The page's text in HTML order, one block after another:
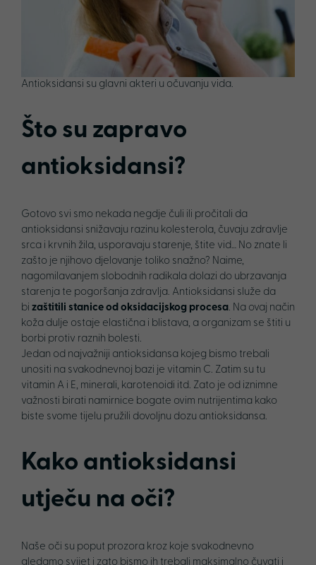
Antioksidansi su glavni akteri u očuvanju vida.
Što su zapravo
antioksidansi?
Gotovo svi smo nekada negdje čuli ili pročitali da
antioksidansi snižavaju razinu kolesterola, čuvaju zdravlje
srca i krvnih žila, usporavaju starenje, štite vid… No znate li
zašto je njihovo djelovanje toliko snažno? Naime,
nagomilavanjem slobodnih radikala dolazi do ubrzavanja
starenja te pogoršanja zdravlja. Antioksidansi služe da
bi zaštitili stanice od oksidacijskog procesa. Na ovaj način
koža dulje ostaje elastična i blistava, a organizam se štiti u
borbi protiv raznih bolesti.
Jedan od najvažniji antioksidansa kojeg bismo trebali
unositi na svakodnevnoj bazi je vitamin C. Zatim su tu
vitamin A i E, minerali, karotenoidi itd. Zato je od iznimne
važnosti birati namirnice bogate ovim nutrijentima kako
biste svome tijelu pružili dovoljnu dozu antioksidansa.
Kako antioksidansi
utječu na oči?
Naše oči su poput prozora kroz koje svakodnevno
gledamo svijet i zato bismo ih trebali maksimalno čuvati i